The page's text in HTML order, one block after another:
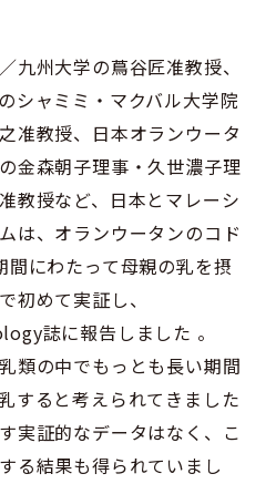
九州大学の蔦谷匠准教授、
シャミミ・マクバル大学院
准教授、日本オランウータ
金森朝子理事・久世濃子理
教授など、日本とマレーシ
は、オランウータンのコド
間にわたって母親の乳を摂
初めて実証し、
誌に報告しました 。
類の中でもっとも長い期間
すると考えられてきました
実証的なデータはなく、こ
る結果も得られていまし